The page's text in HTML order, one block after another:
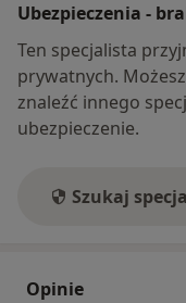
Ubezpieczenia -
Ten specjalista
prywatnych.
znaleźć innego
ubezpieczenie.
Szukaj
Opinie